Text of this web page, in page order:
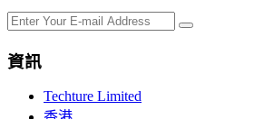
資訊
Techture Limited